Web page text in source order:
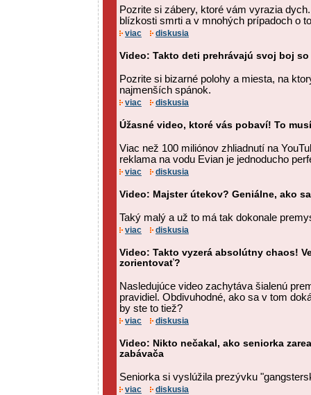
Pozrite si zábery, ktoré vám vyrazia
blízkosti smrti a v mnohých prípadoch o
viac diskusia
Video: Takto deti prehrávajú svoj boj
Pozrite si bizarné polohy a miesta, na
najmenších spánok.
viac diskusia
Úžasné video, ktoré vás pobaví! To
Viac než 100 miliónov zhliadnutí na
reklama na vodu Evian je jednoducho
viac diskusia
Video: Majster útekov? Geniálne, ako
Taký malý a už to má tak dokonale
viac diskusia
Video: Takto vyzerá absolútny chaos!
zorientovať?
Nasledujúce video zachytáva šialenú
pravidiel. Obdivuhodné, ako sa v tom
by ste to tiež?
viac diskusia
Video: Nikto nečakal, ako seniorka
zabávača
Seniorka si vyslúžila prezývku
viac diskusia